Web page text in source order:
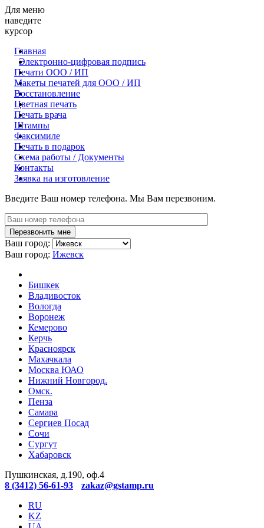
Для меню
наведите
курсор
Главная
Электронно-цифровая подпись
Печати ООО / ИП
Макеты печатей для OOO / ИП
Восстановление
Цветная печать
Печать врача
Штампы
Факсимиле
Печать в подарок
Схема работы / Документы
Контакты
Заявка на изготовление
Введите Ваш номер телефона. Мы Вам перезвоним.
Ваш город:
Ваш город: Ижевск
Бишкек
Владивосток
Вологда
Воронеж
Кемерово
Керчь
Красноярск
Махачкала
Москва ЮАО
Нижний Новгород.
Омск.
Пенза
Самара
Сергиев Посад
Сочи
Сургут
Хабаровск
Пушкинская, д.190, оф.4
8 (3412) 56-61-93
zakaz@gstamp.ru
RU
KZ